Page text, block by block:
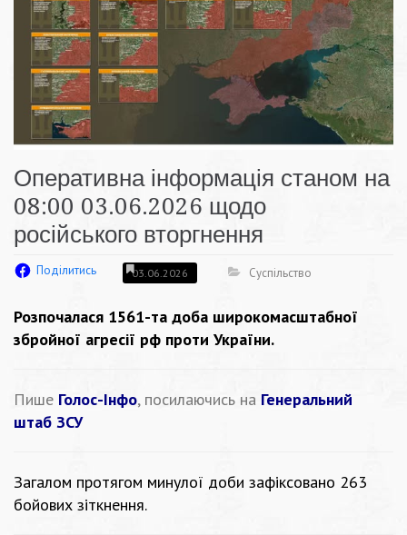
Оперативна інформація станом на
08:00 03.06.2026 щодо
російського вторгнення
Поділитись 03.06.2026 Суспільство
Розпочалася 1561-та доба широкомасштабної
збройної агресії рф проти України.
Пише Голос-Інфо, посилаючись на Генеральний
штаб ЗСУ
Загалом протягом минулої доби зафіксовано 263
бойових зіткнення.